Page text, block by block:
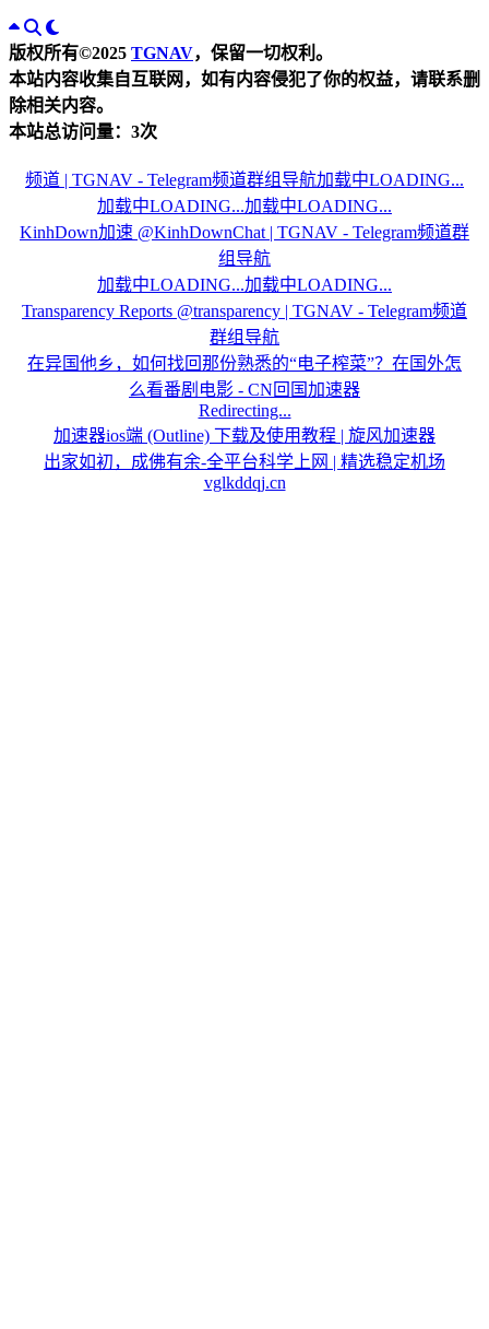
版权所有©2025 TGNAV，保留一切权利。
本站内容收集自互联网，如有内容侵犯了你的权益，请联系删
除相关内容。
本站总访问量： 3次
频道 | TGNAV - Telegram频道群组导航加载中LOADING...
加载中LOADING...加载中LOADING...
KinhDown加速 @KinhDownChat | TGNAV - Telegram频道群
组导航
加载中LOADING...加载中LOADING...
Transparency Reports @transparency | TGNAV - Telegram频道
群组导航
在异国他乡，如何找回那份熟悉的“电子榨菜”？在国外怎
么看番剧电影 - CN回国加速器
Redirecting...
加速器ios端 (Outline) 下载及使用教程 | 旋风加速器
出家如初，成佛有余-全平台科学上网 | 精选稳定机场
vglkddqj.cn